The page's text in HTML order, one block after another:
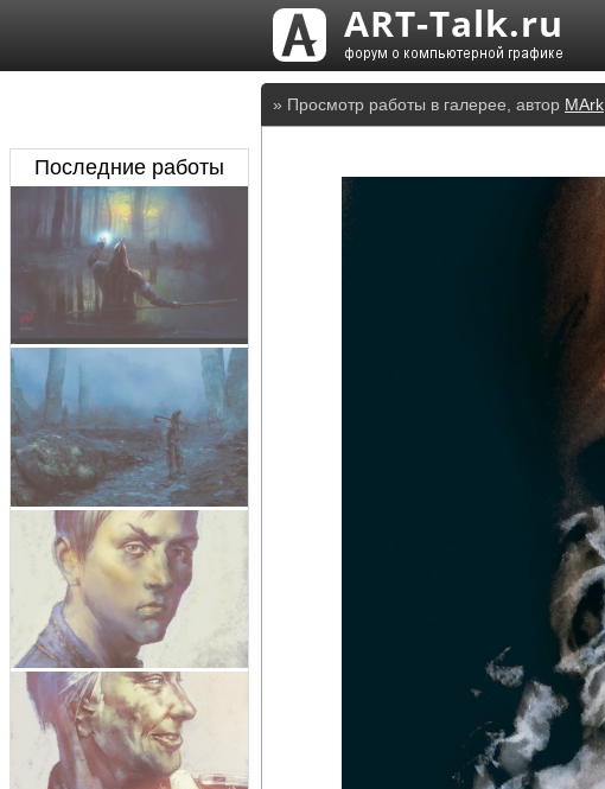
» Просмотр работы в галерее, автор MArk
Последние работы